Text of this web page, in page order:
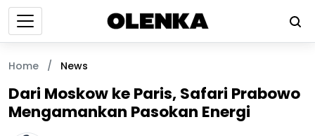
Home / News
Dari Moskow ke Paris, Safari Prabowo
Mengamankan Pasokan Energi